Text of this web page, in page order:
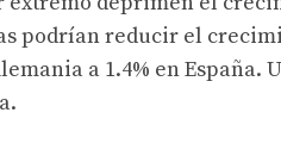
podrían reducir el
a 1.4% en España.